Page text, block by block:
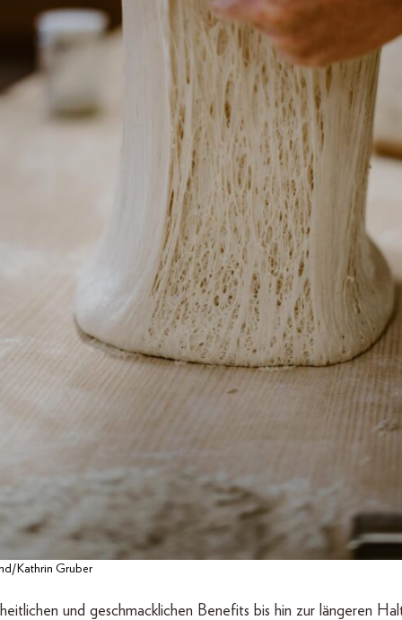
Kathrin Gruber
und geschmacklichen Benefits bis hin zur längeren